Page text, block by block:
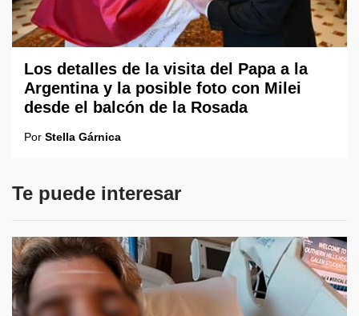
Los detalles de la visita del Papa a la
Argentina y la posible foto con Milei
desde el balcón de la Rosada
Por Stella Gárnica
Te puede interesar